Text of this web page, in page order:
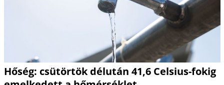
Hőség: csütörtök délután 41,6 Celsius-fokig